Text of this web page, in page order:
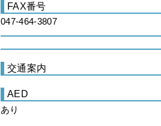
FAX番号
047-464-3807
交通案内
AED
あり